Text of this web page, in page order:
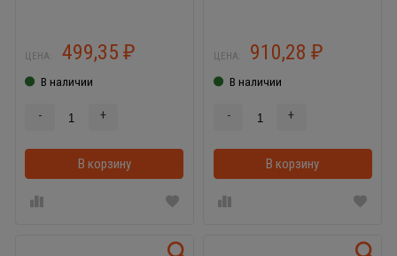
ЦЕНА: 499,35 ₽
В наличии
- +
В корзину В корзинке
ЦЕНА: 910,28₽
В наличии
- +
В корзину